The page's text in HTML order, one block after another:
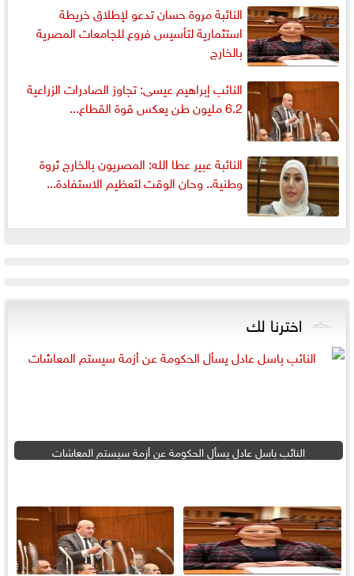
النائبة مروة حسان تدعو لإطلاق خريطة
استثمارية لتأسيس فروع للجامعات المصرية
بالخارج
النائب إبراهيم عيسى: تجاوز الصادرات الزراعية
6.2 مليون طن يعكس قوة القطاع...
النائبة عبير عطا الله: المصريون بالخارج ثروة
وطنية.. وحان الوقت لتعظيم الاستفادة...
اخترنا لك
النائب باسل عادل يسأل الحكومة عن أزمة سيستم المعاشات